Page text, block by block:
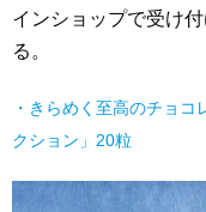
インショップで受け
る。
・きらめく至高のチョ
クション」20粒